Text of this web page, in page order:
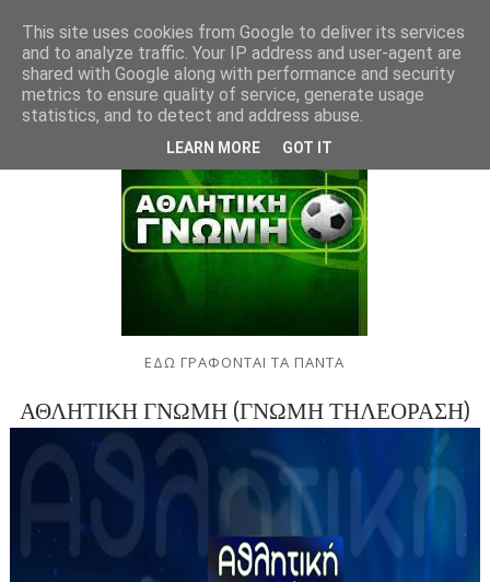
ΕΔΩ ΓΡΑΦΟΝΤΑΙ ΤΑ ΠΑΝΤΑ
ΑΘΛΗΤΙΚΗ ΓΝΩΜΗ (ΓΝΩΜΗ ΤΗΛΕΟΡΑΣΗ)
This site uses cookies from Google to deliver its services
and to analyze traffic. Your IP address and user-agent are
shared with Google along with performance and security
metrics to ensure quality of service, generate usage
statistics, and to detect and address abuse.
LEARN MORE GOT IT